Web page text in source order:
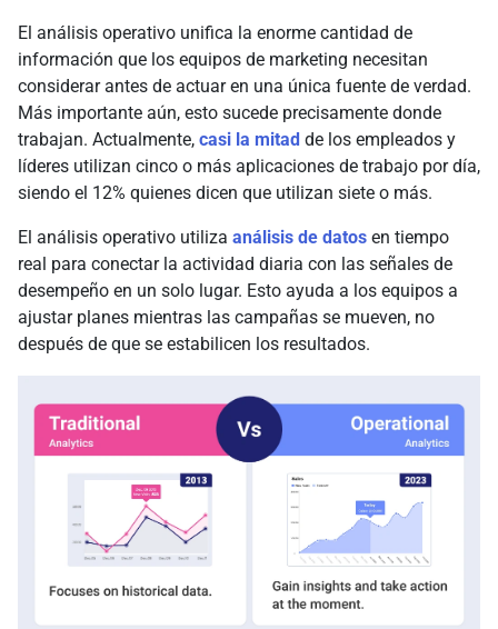
El análisis operativo unifica la enorme cantidad de
información que los equipos de marketing necesitan
considerar antes de actuar en una única fuente de verdad.
Más importante aún, esto sucede precisamente donde
trabajan. Actualmente, casi la mitad de los empleados y
líderes utilizan cinco o más aplicaciones de trabajo por día,
siendo el 12% quienes dicen que utilizan siete o más.
El análisis operativo utiliza análisis de datos en tiempo
real para conectar la actividad diaria con las señales de
desempeño en un solo lugar. Esto ayuda a los equipos a
ajustar planes mientras las campañas se mueven, no
después de que se estabilicen los resultados.